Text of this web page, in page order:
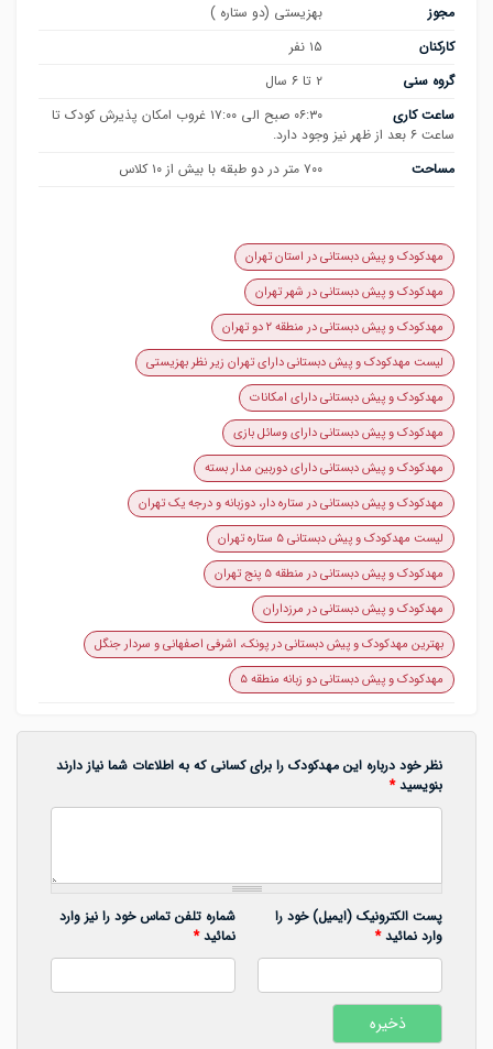
مجوز
بهزیستی (دو ستاره )
کارکنان
۱۵ نفر
گروه سنی
۲ تا ۶ سال
ساعت کاری
۰۶:۳۰ صبح الی ۱۷:۰۰ غروب امکان پذیرش کودک تا
ساعت ۶ بعد از ظهر نیز وجود دارد.
مساحت
۷۰۰ متر در دو طبقه با بیش از ۱۰ کلاس
مهدکودک و پیش دبستانی در استان تهران
مهدکودک و پیش دبستانی در شهر تهران
مهدکودک و پیش دبستانی در منطقه ۲ دو تهران
لیست مهدکودک و پیش دبستانی دارای تهران زیر نظر بهزیستی
مهدکودک و پیش دبستانی دارای امکانات
مهدکودک و پیش دبستانی دارای وسائل بازی
مهدکودک و پیش دبستانی دارای دوربین مدار بسته
مهدکودک و پیش دبستانی در ستاره دار، دوزبانه و درجه یک تهران
لیست مهدکودک و پیش دبستانی ۵ ستاره تهران
مهدکودک و پیش دبستانی در منطقه ۵ پنج تهران
مهدکودک و پیش دبستانی در مرزداران
بهترین مهدکودک و پیش دبستانی در پونک، اشرفی اصفهانی و سردار جنگل
مهدکودک و پیش دبستانی دو زبانه منطقه ۵
نظر خود درباره این مهدکودک را برای کسانی که به اطلاعات شما نیاز دارند
بنویسید*
پست الکترونیک (ایمیل) خود را
وارد نمائید*
شماره تلفن تماس خود را نیز وارد
نمائید*